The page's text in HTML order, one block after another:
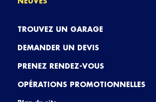
TROUVEZ UN GARAGE
DEMANDER UN DEVIS
PRENEZ RENDEZ-VOUS
OPÉRATIONS PROMOTIONNELLES